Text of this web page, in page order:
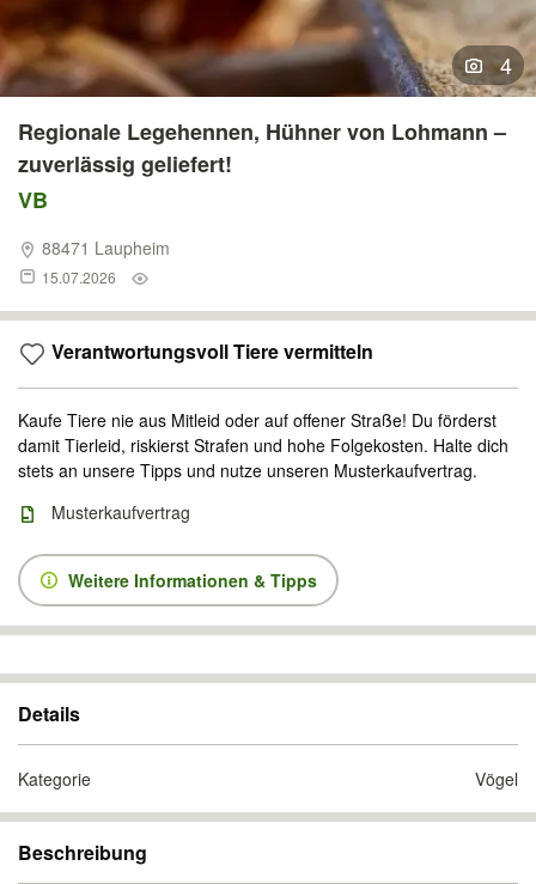
4
Regionale Legehennen, Hühner von Lohmann –
zuverlässig geliefert!
VB
88471 Laupheim
15.07.2026
Verantwortungsvoll Tiere vermitteln
Kaufe Tiere nie aus Mitleid oder auf offener Straße! Du förderst
damit Tierleid, riskierst Strafen und hohe Folgekosten. Halte dich
stets an unsere Tipps und nutze unseren Musterkaufvertrag.
Musterkaufvertrag
Weitere Informationen & Tipps
Details
Kategorie Vögel
Beschreibung